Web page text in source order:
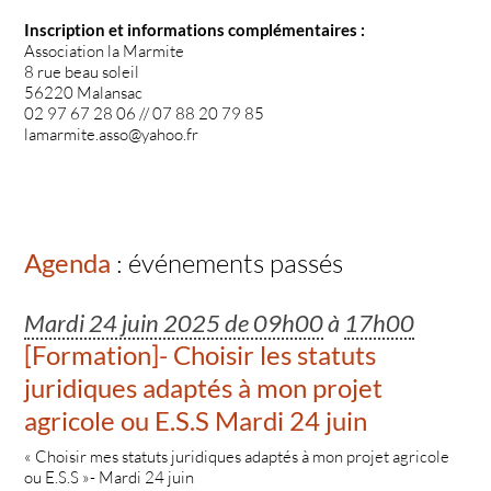
Inscription et informations complémentaires :
Association la Marmite
8 rue beau soleil
56220 Malansac
02 97 67 28 06 // 07 88 20 79 85
lamarmite.asso@yahoo.fr
Agenda : événements passés
Mardi 24 juin 2025 de 09h00à 17h00
[Formation]- Choisir les statuts
juridiques adaptés à mon projet
agricole ou E.S.S Mardi 24 juin
« Choisir mes statuts juridiques adaptés à mon projet agricole
ou E.S.S »- Mardi 24 juin